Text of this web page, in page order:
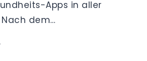
Apps in aller
dem…